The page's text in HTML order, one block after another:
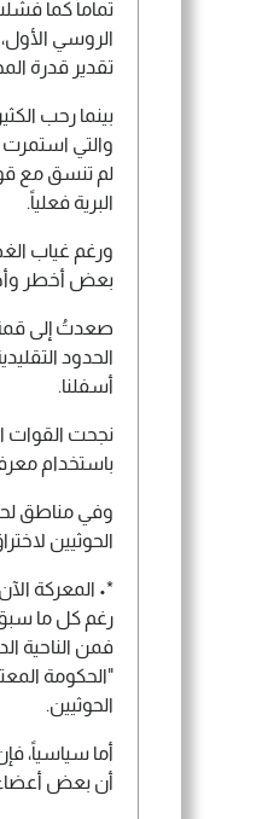
تماماً كما
الروسي
تقدير قدرة
بينما رحب
لم تنسق مع
البرية فعلياً.
ورغم غياب
بعض أخطر
صعدتُ إلى قمة
الحدود
أسفلنا.
نجحت القوات
باستخدام
وفي مناطق
الحوثيين
*• المعركة
رغم كل ما
فمن الناحية
"الحكومة
الحوثيين.
أما سياسياً،
أن بعض